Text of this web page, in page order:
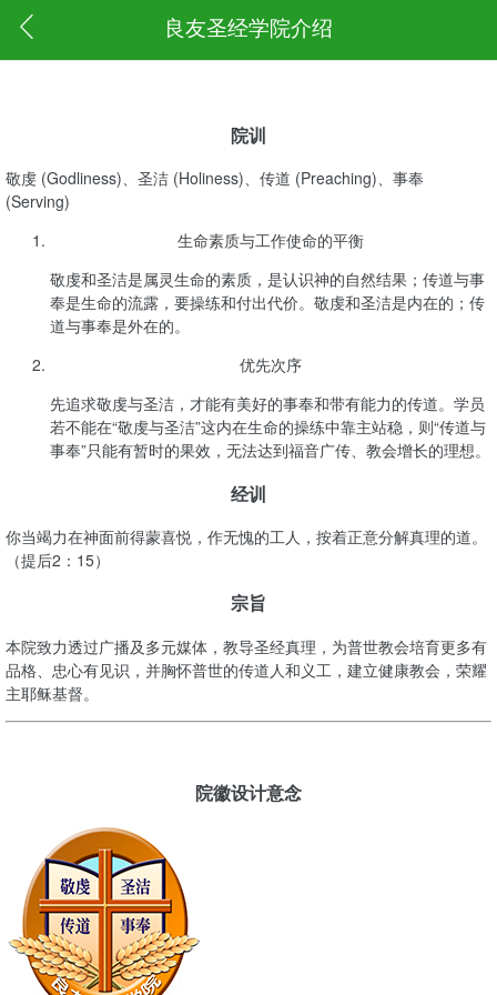
良友圣经学院介绍
院训
敬虔 (Godliness)、圣洁 (Holiness)、传道 (Preaching)、事奉
(Serving)
生命素质与工作使命的平衡
敬虔和圣洁是属灵生命的素质，是认识神的自然结果；传道与事
奉是生命的流露，要操练和付出代价。敬虔和圣洁是内在的；传
道与事奉是外在的。
优先次序
先追求敬虔与圣洁，才能有美好的事奉和带有能力的传道。学员
若不能在“敬虔与圣洁”这内在生命的操练中靠主站稳，则“传道与
事奉”只能有暂时的果效，无法达到福音广传、教会增长的理想。
经训
你当竭力在神面前得蒙喜悦，作无愧的工人，按着正意分解真理的道。
（提后2：15）
宗旨
本院致力透过广播及多元媒体，教导圣经真理，为普世教会培育更多有
品格、忠心有见识，并胸怀普世的传道人和义工，建立健康教会，荣耀
主耶稣基督。
院徽设计意念